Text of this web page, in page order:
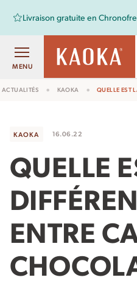
Retrouvez aussi les
MENU
ACTUALITÉS KAOKA QUELLE EST
KAOKA 16.06.22
QUELLE
ENTRE